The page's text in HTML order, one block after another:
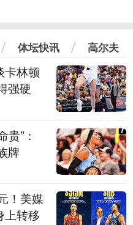
体坛快讯 高尔夫
卡林顿
强硬
”：
牌
！美媒
上转移